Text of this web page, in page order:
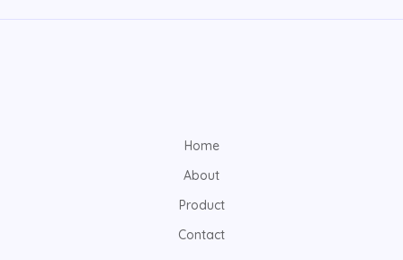
Home
About
Product
Contact